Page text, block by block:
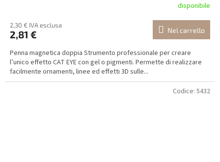
disponibile
2,30 € IVA esclusa
2,81 € Nel carrello
Penna magnetica doppia Strumento professionale per creare
l’unico effetto CAT EYE con gel o pigmenti. Permette di realizzare
facilmente ornamenti, linee ed effetti 3D sulle...
Codice: 5432